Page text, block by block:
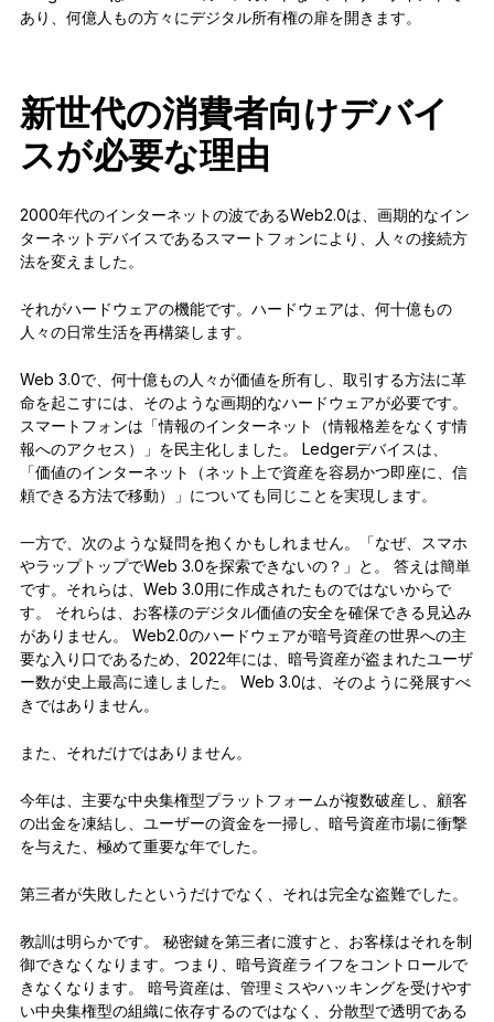
あり、何億人もの方々にデジタル所有権の扉を開きます。
新世代の消費者向けデバイ
スが必要な理由
2000年代のインターネットの波であるWeb2.0は、画期的なイン
ターネットデバイスであるスマートフォンにより、人々の接続方
法を変えました。
それがハードウェアの機能です。ハードウェアは、何十億もの
人々の日常生活を再構築します。
Web 3.0で、何十億もの人々が価値を所有し、取引する方法に革
命を起こすには、そのような画期的なハードウェアが必要です。
スマートフォンは「情報のインターネット（情報格差をなくす情
報へのアクセス）」を民主化しました。 Ledgerデバイスは、
「価値のインターネット（ネット上で資産を容易かつ即座に、信
頼できる方法で移動）」についても同じことを実現します。
一方で、次のような疑問を抱くかもしれません。「なぜ、スマホ
やラップトップでWeb 3.0を探索できないの？」と。 答えは簡単
です。それらは、Web 3.0用に作成されたものではないからで
す。 それらは、お客様のデジタル価値の安全を確保できる見込み
がありません。 Web2.0のハードウェアが暗号資産の世界への主
要な入り口であるため、2022年には、暗号資産が盗まれたユーザ
ー数が史上最高に達しました。 Web 3.0は、そのように発展すべ
きではありません。
また、それだけではありません。
今年は、主要な中央集権型プラットフォームが複数破産し、顧客
の出金を凍結し、ユーザーの資金を一掃し、暗号資産市場に衝撃
を与えた、極めて重要な年でした。
第三者が失敗したというだけでなく、それは完全な盗難でした。
教訓は明らかです。 秘密鍵を第三者に渡すと、お客様はそれを制
御できなくなります。つまり、暗号資産ライフをコントロールで
きなくなります。 暗号資産は、管理ミスやハッキングを受けやす
い中央集権型の組織に依存するのではなく、分散型で透明である